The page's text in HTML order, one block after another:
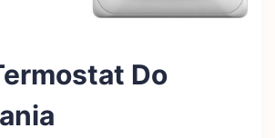
Do